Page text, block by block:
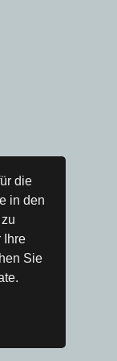
die
in den
Ihre
Sie